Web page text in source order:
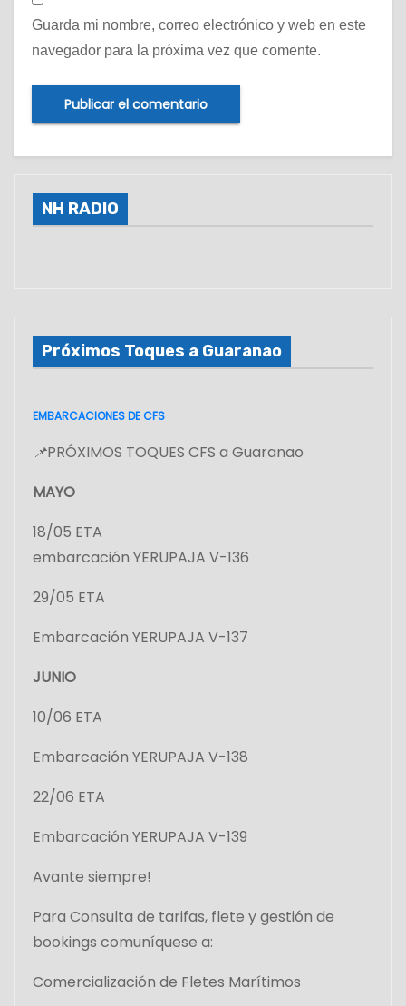
Guarda mi nombre, correo electrónico y web en este
navegador para la próxima vez que comente.
NH RADIO
Próximos Toques a Guaranao
EMBARCACIONES DE CFS
📌PRÓXIMOS TOQUES CFS a Guaranao
MAYO
18/05 ETA
embarcación YERUPAJA V-136
29/05 ETA
Embarcación YERUPAJA V-137
JUNIO
10/06 ETA
Embarcación YERUPAJA V-138
22/06 ETA
Embarcación YERUPAJA V-139
Avante siempre!
Para Consulta de tarifas, flete y gestión de
bookings comuníquese a:
Comercialización de Fletes Marítimos